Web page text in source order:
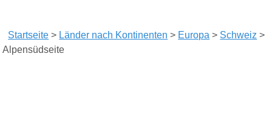
Startseite > Länder nach Kontinenten > Europa > Schweiz >
Alpensüdseite